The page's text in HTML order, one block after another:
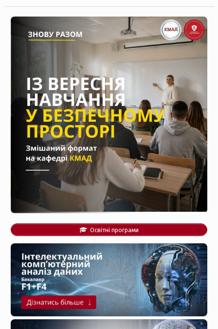
Освітні програми